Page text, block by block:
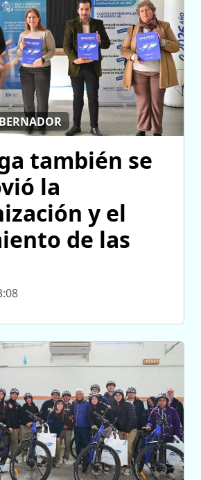
también se
la
y el
de las